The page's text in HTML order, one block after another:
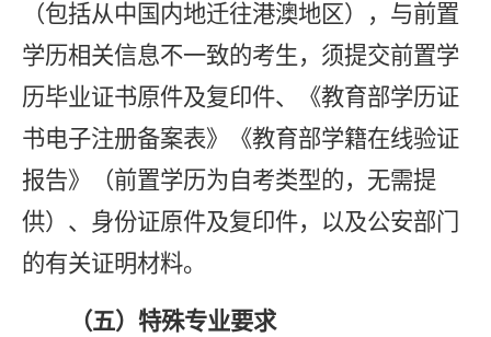
（包括从中国内地迁往港澳地区），与前置
学历相关信息不一致的考生，须提交前置学
历毕业证书原件及复印件、《教育部学历证
书电子注册备案表》《教育部学籍在线验证
报告》（前置学历为自考类型的，无需提
供）、身份证原件及复印件，以及公安部门
的有关证明材料。
（五）特殊专业要求